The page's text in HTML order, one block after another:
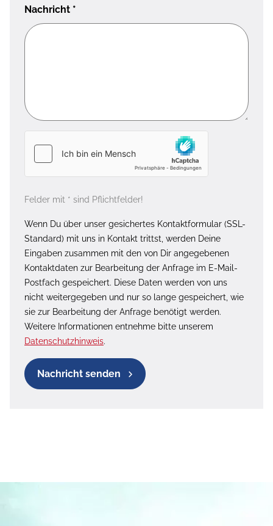
Nachricht *
Felder mit * sind Pflichtfelder!
Wenn Du über unser gesichertes Kontaktformular (SSL-
Standard) mit uns in Kontakt trittst, werden Deine
Eingaben zusammen mit den von Dir angegebenen
Kontaktdaten zur Bearbeitung der Anfrage im E-Mail-
Postfach gespeichert. Diese Daten werden von uns
nicht weitergegeben und nur so lange gespeichert, wie
sie zur Bearbeitung der Anfrage benötigt werden.
Weitere Informationen entnehme bitte unserem
Datenschutzhinweis.
Nachricht senden